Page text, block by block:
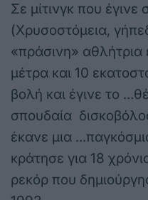
Σε μίτινγκ που
(Χρυσοστόμεια,
«πράσινη» αθλήτρια
μέτρα και 10
βολή και έγινε το
σπουδαία
έκανε μια
κράτησε για 18
ρεκόρ που